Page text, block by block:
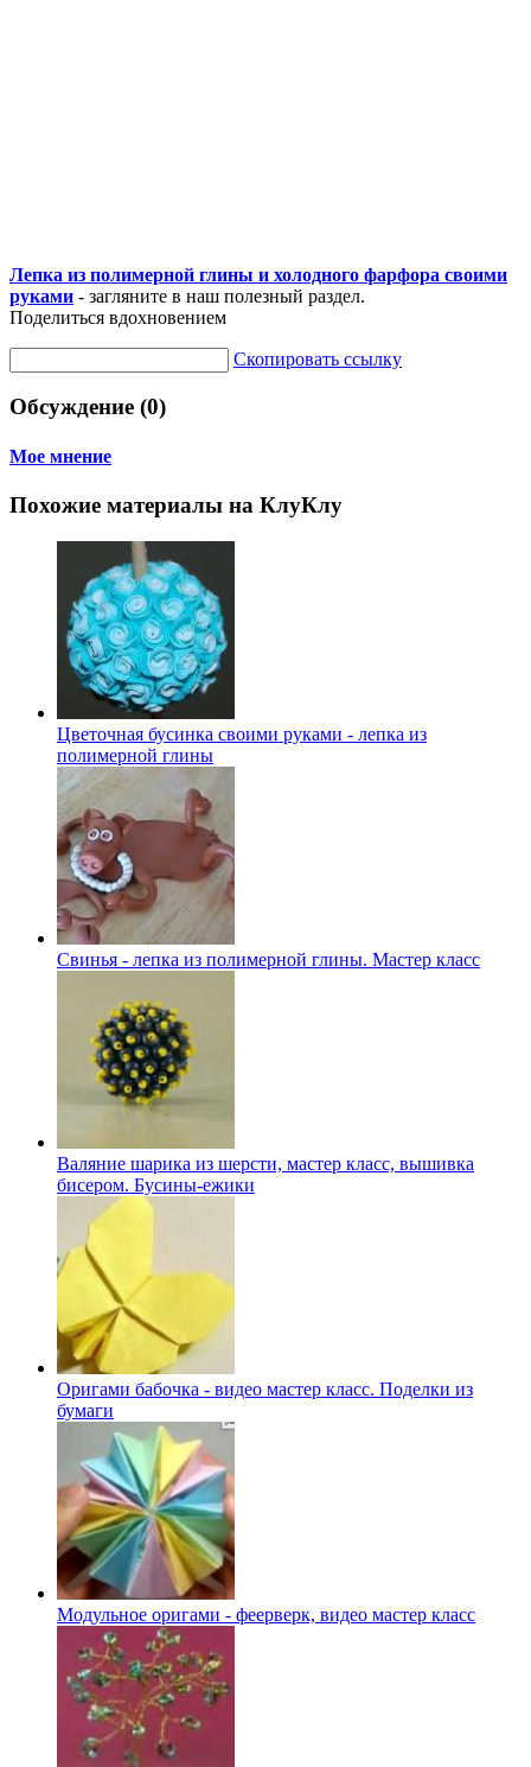
Лепка из полимерной глины и холодного фарфора своими
руками - загляните в наш полезный раздел.
Поделиться вдохновением
Скопировать ссылку
Обсуждение (0)
Мое мнение
Похожие материалы на КлуКлу
Цветочная бусинка своими руками - лепка из
полимерной глины
Свинья - лепка из полимерной глины. Мастер класс
Валяние шарика из шерсти, мастер класс, вышивка
бисером. Бусины-ежики
Оригами бабочка - видео мастер класс. Поделки из
бумаги
Модульное оригами - феерверк, видео мастер класс